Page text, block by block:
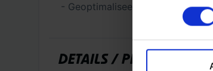
- Geoptimaliseerd
DETAILS /